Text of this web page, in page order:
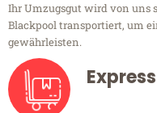
Ihr Umzugsgut wird von uns
Blackpool transportiert, um
gewährleisten.